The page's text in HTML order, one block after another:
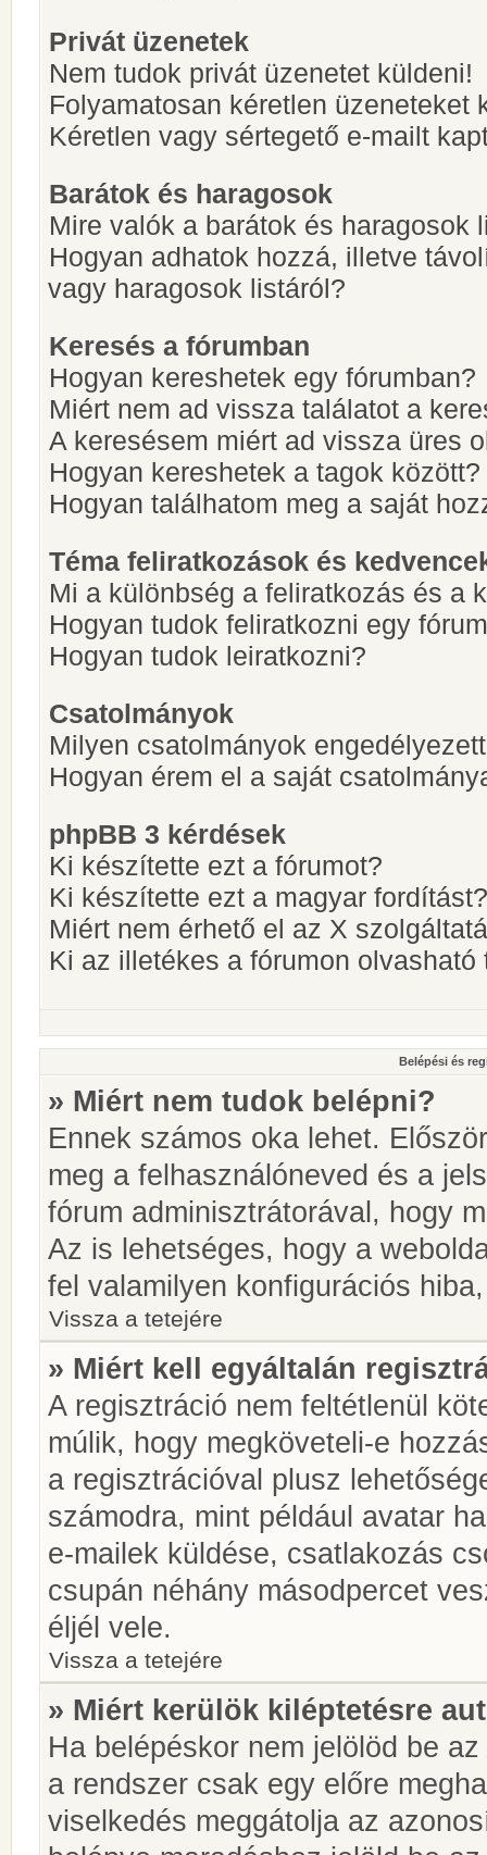
Privát üzenetek
Nem tudok privát üzenetet küldeni!
Folyamatosan kéretlen üzeneteket
Kéretlen vagy sértegető e-mailt
Barátok és haragosok
Mire valók a barátok és haragosok
Hogyan adhatok hozzá, illetve
vagy haragosok listáról?
Keresés a fórumban
Hogyan kereshetek egy fórumban?
Miért nem ad vissza találatot a
A keresésem miért ad vissza üres
Hogyan kereshetek a tagok között?
Hogyan találhatom meg a saját
Téma feliratkozások és
Mi a különbség a feliratkozás és a
Hogyan tudok feliratkozni egy
Hogyan tudok leiratkozni?
Csatolmányok
Milyen csatolmányok
Hogyan érem el a saját
phpBB 3 kérdések
Ki készítette ezt a fórumot?
Ki készítette ezt a magyar fordítást?
Miért nem érhető el az X
Ki az illetékes a fórumon
Belépési és
» Miért nem tudok belépni?
Ennek számos oka lehet.
meg a felhasználóneved és a
fórum adminisztrátorával, hogy
Az is lehetséges, hogy a
fel valamilyen konfigurációs
Vissza a tetejére
» Miért kell egyáltalán
A regisztráció nem feltétlenül
múlik, hogy megköveteli-e
a regisztrációval plusz
számodra, mint például avatar
e-mailek küldése, csatlakozás
csupán néhány másodpercet
éljél vele.
Vissza a tetejére
» Miért kerülök kiléptetésre
Ha belépéskor nem jelölöd be az
a rendszer csak egy előre
viselkedés meggátolja az